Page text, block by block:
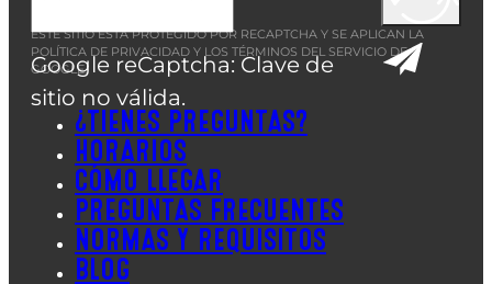
Google reCaptcha: Clave de
sitio no válida.
ESTE SITIO ESTÁ PROTEGIDO POR RECAPTCHA Y SE APLICAN LA
POLÍTICA DE PRIVACIDAD Y LOS TÉRMINOS DEL SERVICIO DE
GOOGLE.
¿TIENES PREGUNTAS?
HORARIOS
CÓMO LLEGAR
PREGUNTAS FRECUENTES
NORMAS Y REQUISITOS
BLOG